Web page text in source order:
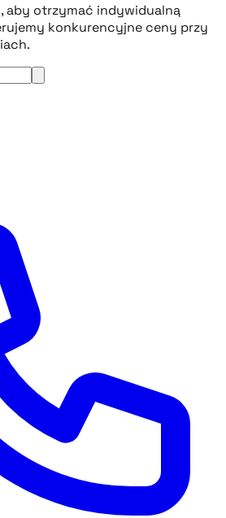
aby otrzymać indywidualną
konkurencyjne ceny przy